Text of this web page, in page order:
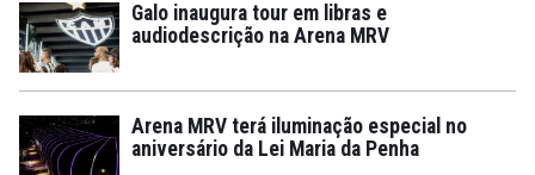
Galo inaugura tour em libras e
audiodescrição na Arena MRV
Arena MRV terá iluminação especial no
aniversário da Lei Maria da Penha